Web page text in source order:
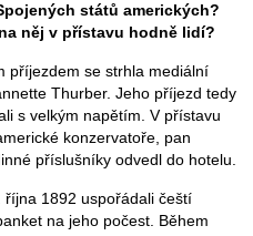
států amerických?
něj v přístavu hodně lidí?
příjezdem se strhla mediální
Thurber. Jeho příjezd tedy
s velkým napětím. V přístavu
konzervatoře, pan
příslušníky odvedl do hotelu.
1892 uspořádali čeští
na jeho počest. Během